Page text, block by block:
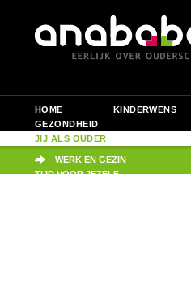
HOME KINDERWENS
GEZONDHEID
JIJ ALS OUDER
WERK EN GEZIN
TIJD VOOR JEZELF